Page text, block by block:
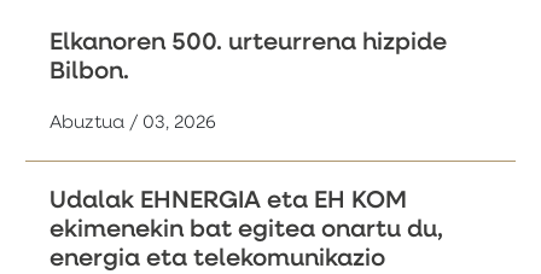
Elkanoren 500. urteurrena hizpide
Bilbon.
Abuztua / 03, 2026
Udalak EHNERGIA eta EH KOM
ekimenekin bat egitea onartu du,
energia eta telekomunikazio